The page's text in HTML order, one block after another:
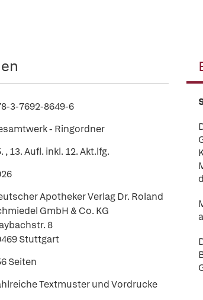
3-7692-8649-6
- Ringordner
, 13. Aufl. inkl. 12. Akt.lfg.
Apotheker Verlag Dr. Roland
GmbH & Co. KG
8
Stuttgart
Seiten
Textmuster und Vordrucke